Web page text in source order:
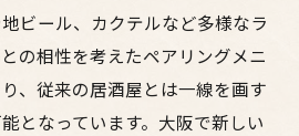
ビール、カクテルなど多様なラ
の相性を考えたペアリングメニ
、従来の居酒屋とは一線を画す
となっています。大阪で新しい